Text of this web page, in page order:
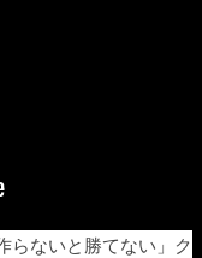
らないと勝てない」ク